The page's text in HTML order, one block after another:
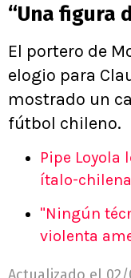
“Una figura
El portero de
elogio para
mostrado un
fútbol chileno.
Pipe Loyola
ítalo-
"Ningún
violenta